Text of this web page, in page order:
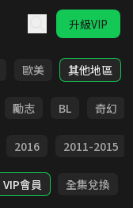
升級VIP
歐美 其他地區
勵志 BL 奇幻
2016 2011-2015
VIP會員 全集兌換